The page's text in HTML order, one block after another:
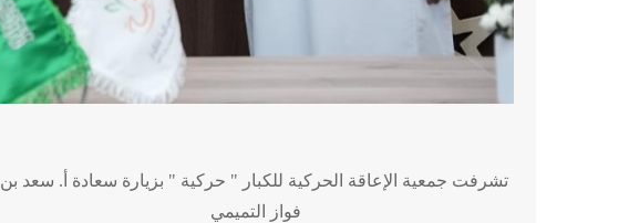
تشرفت جمعية الإعاقة الحركية للكبار " حركية " بزيارة سعادة أ. سعد بن
فواز التميمي